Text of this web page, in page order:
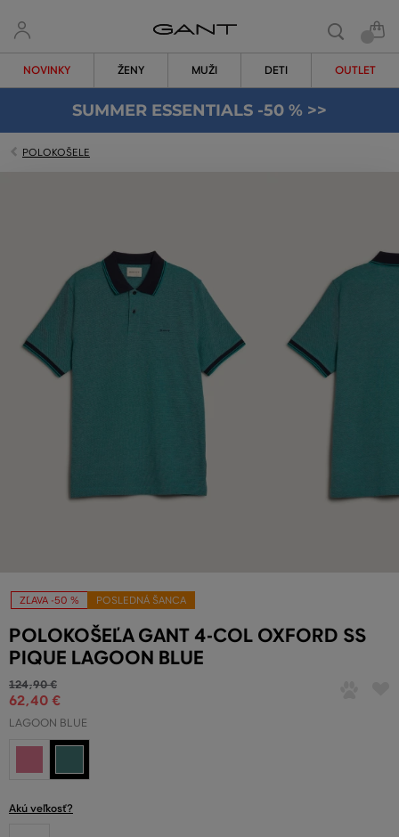
NOVINKY ŽENY MUŽI DETI OUTLET
SUMMER ESSENTIALS -50 % >>
POLOKOŠELE
ZĽAVA -50 % POSLEDNÁ ŠANCA
POLOKOŠEĽA GANT 4-COL OXFORD SS
PIQUE LAGOON BLUE
124,90 €
62,40 €
LAGOON BLUE
Akú veľkosť?